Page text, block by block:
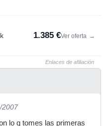
1.385 €Ver oferta →
Enlaces de afiliación
2007
lo q tomes las primeras